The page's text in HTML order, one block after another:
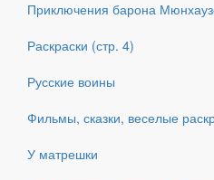
Приключения барона
Раскраски (стр. 4)
Русские воины
Фильмы, сказки, веселые
У матрешки